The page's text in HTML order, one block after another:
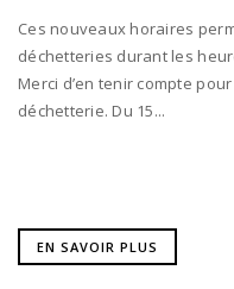
Ces nouveaux horaires
déchetteries durant les
Merci d’en tenir compte
déchetterie. Du 15...
EN SAVOIR PLUS